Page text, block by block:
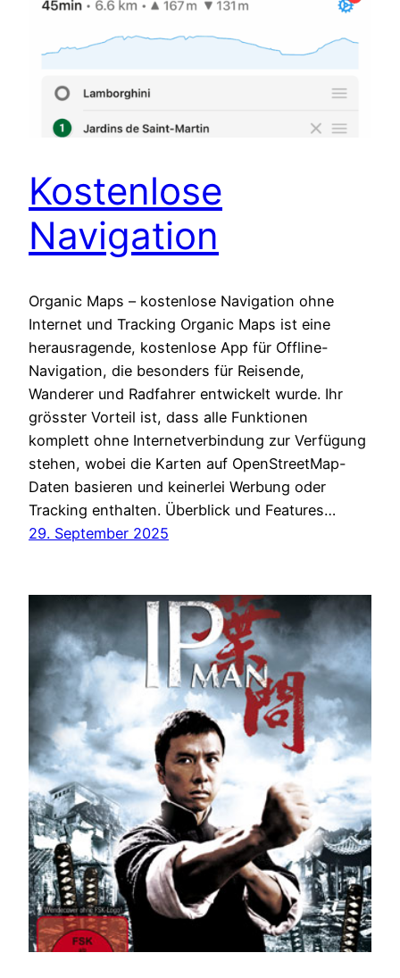
Kostenlose
Navigation
Organic Maps – kostenlose Navigation ohne
Internet und Tracking Organic Maps ist eine
herausragende, kostenlose App für Offline-
Navigation, die besonders für Reisende,
Wanderer und Radfahrer entwickelt wurde. Ihr
grösster Vorteil ist, dass alle Funktionen
komplett ohne Internetverbindung zur Verfügung
stehen, wobei die Karten auf OpenStreetMap-
Daten basieren und keinerlei Werbung oder
Tracking enthalten. Überblick und Features…
29. September 2025